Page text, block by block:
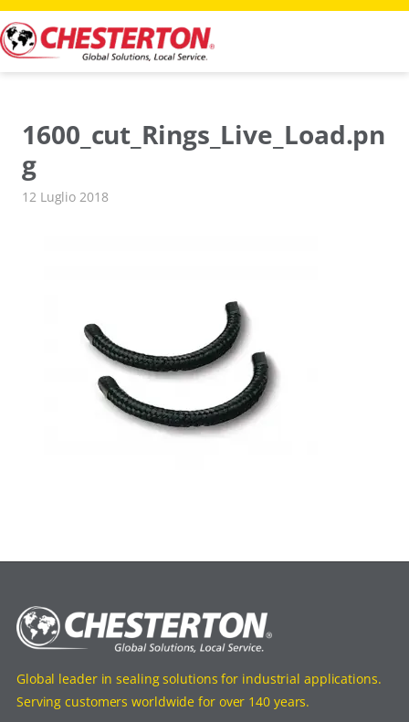
Vai
al
contenuto
1600_cut_Rings_Live_Load.pn
g
12 Luglio 2018
Global leader in sealing solutions for industrial applications.
Serving customers worldwide for over 140 years.